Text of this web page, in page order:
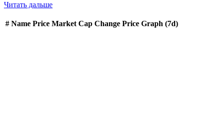
Читать дальше
# Name Price Market Cap Change Price Graph (7d)